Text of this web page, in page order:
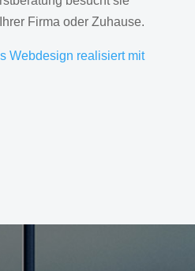
Firma oder Zuhause.
Webdesign realisiert mit